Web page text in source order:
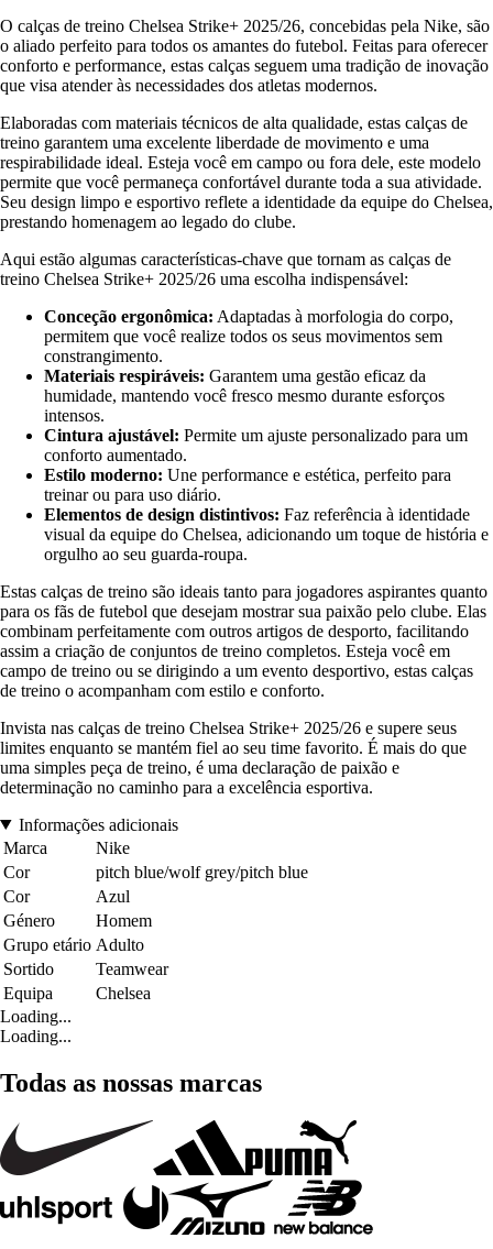
O calças de treino Chelsea Strike+ 2025/26, concebidas pela Nike, são
o aliado perfeito para todos os amantes do futebol. Feitas para oferecer
conforto e performance, estas calças seguem uma tradição de inovação
que visa atender às necessidades dos atletas modernos.
Elaboradas com materiais técnicos de alta qualidade, estas calças de
treino garantem uma excelente liberdade de movimento e uma
respirabilidade ideal. Esteja você em campo ou fora dele, este modelo
permite que você permaneça confortável durante toda a sua atividade.
Seu design limpo e esportivo reflete a identidade da equipe do Chelsea,
prestando homenagem ao legado do clube.
Aqui estão algumas características-chave que tornam as calças de
treino Chelsea Strike+ 2025/26 uma escolha indispensável:
Conceção ergonômica: Adaptadas à morfologia do corpo,
permitem que você realize todos os seus movimentos sem
constrangimento.
Materiais respiráveis: Garantem uma gestão eficaz da
humidade, mantendo você fresco mesmo durante esforços
intensos.
Cintura ajustável: Permite um ajuste personalizado para um
conforto aumentado.
Estilo moderno: Une performance e estética, perfeito para
treinar ou para uso diário.
Elementos de design distintivos: Faz referência à identidade
visual da equipe do Chelsea, adicionando um toque de história e
orgulho ao seu guarda-roupa.
Estas calças de treino são ideais tanto para jogadores aspirantes quanto
para os fãs de futebol que desejam mostrar sua paixão pelo clube. Elas
combinam perfeitamente com outros artigos de desporto, facilitando
assim a criação de conjuntos de treino completos. Esteja você em
campo de treino ou se dirigindo a um evento desportivo, estas calças
de treino o acompanham com estilo e conforto.
Invista nas calças de treino Chelsea Strike+ 2025/26 e supere seus
limites enquanto se mantém fiel ao seu time favorito. É mais do que
uma simples peça de treino, é uma declaração de paixão e
determinação no caminho para a excelência esportiva.
Informações adicionais
Marca
Nike
Cor
pitch blue/wolf grey/pitch blue
Cor
Azul
Género
Homem
Grupo etário Adulto
Sortido
Teamwear
Equipa
Chelsea
Loading...
Loading...
Todas as nossas marcas